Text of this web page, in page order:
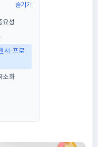
숨기기
요성
서-프로
소화